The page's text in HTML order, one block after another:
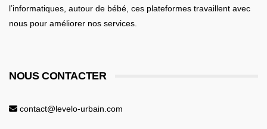
l’informatiques, autour de bébé , ces plateformes travaillent avec
nous pour améliorer nos services.
NOUS CONTACTER
contact@levelo-urbain.com